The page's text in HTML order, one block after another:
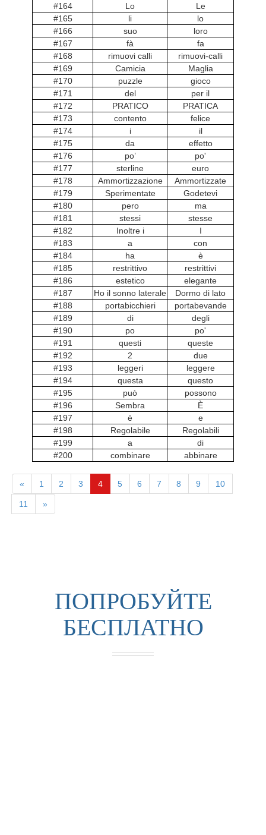
#164
Lo
Le
#165
li
lo
#166
suo
loro
#167
fà
fa
#168
rimuovi calli
rimuovi-calli
#169
Camicia
Maglia
#170
puzzle
gioco
#171
del
per il
#172
PRATICO
PRATICA
#173
contento
felice
#174
i
il
#175
da
effetto
#176
po’
po'
#177
sterline
euro
#178
Ammortizzazione
Ammortizzate
#179
Sperimentate
Godetevi
#180
pero
ma
#181
stessi
stesse
#182
Inoltre i
I
#183
a
con
#184
ha
è
#185
restrittivo
restrittivi
#186
estetico
elegante
#187
Ho il sonno laterale
Dormo di lato
#188
portabicchieri
portabevande
#189
di
degli
#190
po
po'
#191
questi
queste
#192
2
due
#193
leggeri
leggere
#194
questa
questo
#195
può
possono
#196
Sembra
È
#197
è
e
#198
Regolabile
Regolabili
#199
a
di
#200
combinare abbinare
« 1 2 3 4 5 6 7 8 9 10
11 »
ПОПРОБУЙТЕ
БЕСПЛАТНО